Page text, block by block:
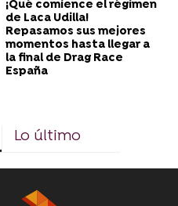
¡Qué comience el régimen
de Laca Udilla!
Repasamos sus mejores
momentos hasta llegar a
la final de Drag Race
España
Lo último